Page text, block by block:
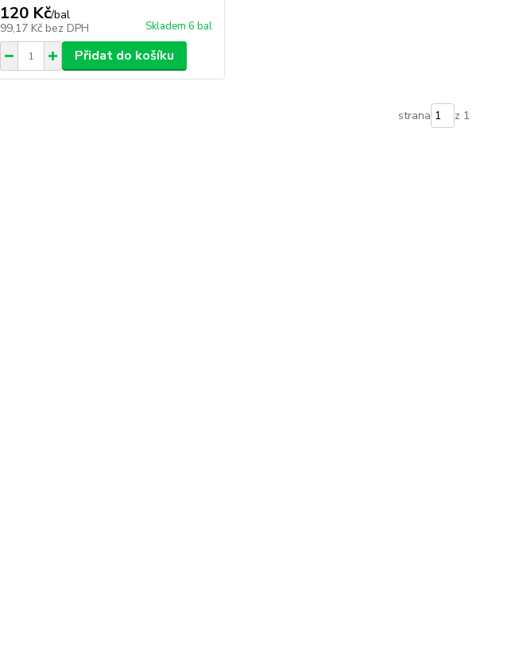
120 Kč/bal
99,17 Kč bez DPH Skladem 6 bal
Přidat do košíku
strana z 1